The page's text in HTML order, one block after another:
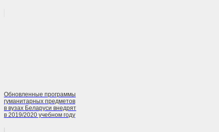
Обновленные программы
гуманитарных предметов
в вузах Беларуси внедрят
в 2019/2020 учебном году